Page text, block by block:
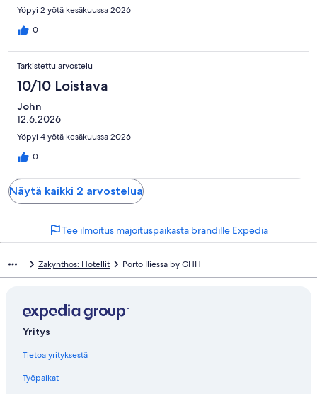
Yöpyi 2 yötä kesäkuussa 2026
0
Tarkistettu arvostelu
10/10 Loistava
John
12.6.2026
Yöpyi 4 yötä kesäkuussa 2026
0
Näytä kaikki 2 arvostelua
Tee ilmoitus majoituspaikasta brändille Expedia
Zakynthos: Hotellit Porto Iliessa by GHH
Yritys
Tietoa yrityksestä
Työpaikat